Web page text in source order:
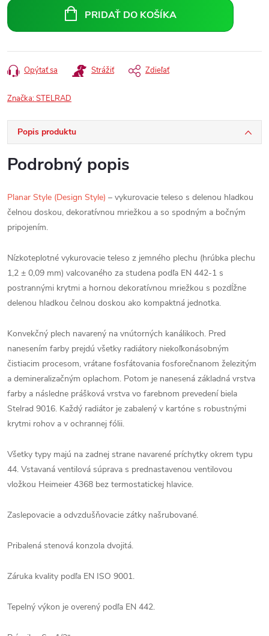
cena:
PRIDAŤ DO KOŠÍKA
Opýtať sa Strážiť Zdieľať
Značka:STELRAD
Popis produktu
Podrobný popis
Planar Style (Design Style) – vykurovacie teleso s delenou hladkou
čelnou doskou, dekoratívnou mriežkou a so spodným a bočným
pripojením.
Nízkoteplotné vykurovacie teleso z jemného plechu (hrúbka plechu
1,2 ± 0,09 mm) valcovaného za studena podľa EN 442-1 s
postrannými krytmi a hornou dekoratívnou mriežkou s pozdĺžne
delenou hladkou čelnou doskou ako kompaktná jednotka.
Konvekčný plech navarený na vnútorných kanálikoch. Pred
nanesením farby prejdú všetky radiátory niekoľkonásobným
čistiacim procesom, vrátane fosfátovania fosforečnanom železitým
a demineralizačným oplachom. Potom je nanesená základná vrstva
farby a následne prášková vrstva vo farebnom prevedení biela
Stelrad 9016. Každý radiátor je zabalený v kartóne s robustnými
krytmi rohov a v ochrannej fólii.
Všetky typy majú na zadnej strane navarené príchytky okrem typu
44. Vstavaná ventilová súprava s prednastavenou ventilovou
vložkou Heimeier 4368 bez termostatickej hlavice.
Zaslepovacie a odvzdušňovacie zátky našrubované.
Pribalená stenová konzola dvojitá.
Záruka kvality podľa EN ISO 9001.
Tepelný výkon je overený podľa EN 442.